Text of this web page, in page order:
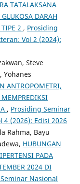
TATALAKSANA
DARAH
2 , Prosiding
Vol 2 (2024):
Steve
Yohanes
ANTROPOMETRI,
, Prosiding Seminar
4 (2026): Edisi 2026
Rahma, Bayu
HUBUNGAN
PADA
2024 DI
Nasional